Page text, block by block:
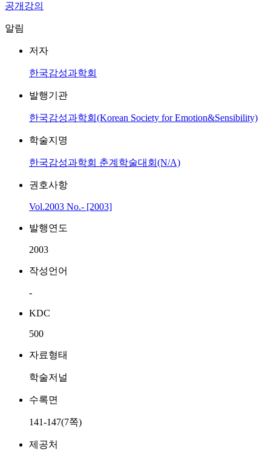
공개강의
알림
저자
한국감성과학회
발행기관
한국감성과학회(Korean Society for Emotion&Sensibility)
학술지명
한국감성과학회 춘계학술대회(N/A)
권호사항
Vol.2003 No.- [2003]
발행연도
2003
작성언어
-
KDC
500
자료형태
학술저널
수록면
141-147(7쪽)
제공처